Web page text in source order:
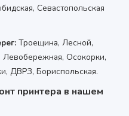
Севастопольская
Троещина, Лесной,
Левобережная, Осокорки,
ДВРЗ, Бориспольская.
принтера в нашем